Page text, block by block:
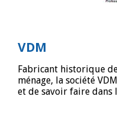
VDM
Fabricant historique
ménage, la société
et de savoir faire dans